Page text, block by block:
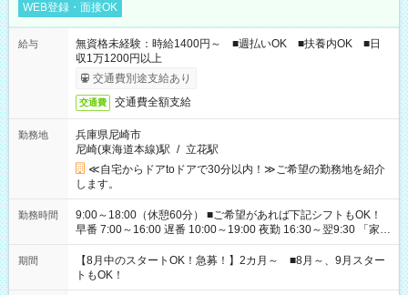
WEB登録・面接OK
給与
無資格未経験：時給1400円～ ■週払いOK ■扶養内OK ■日
収1万1200円以上
交通費別途支給あり
交通費 交通費全額支給
勤務地
兵庫県尼崎市
尼崎(東海道本線)駅 / 立花駅
≪自宅からドアtoドアで30分以内！≫ご希望の勤務地を紹介
します。
勤務時間
9:00～18:00（休憩60分） ■ご希望があれば下記シフトもOK！
早番 7:00～16:00 遅番 10:00～19:00 夜勤 16:30～翌9:30 「家族
と休みを合わせたい」 「余裕を持って夕飯の準備がしたい」
「できれば残業はしたくない」 など、ご希望を教えてください
ね。 ※Wワーク希望の方へ 今ご覧のお仕事で希望する勤務時間
と、もう1つのお仕事の勤務時間。 合計で週40時間を超える場
期間
【8月中のスタートOK！急募！】2カ月～ ■8月～、9月スター
トもOK！